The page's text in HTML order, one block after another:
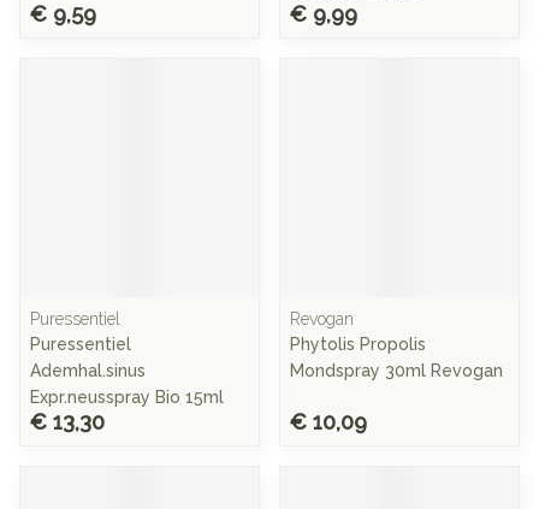
€ 9,59 € 9,99
Puressentiel
Puressentiel
Ademhal.sinus
Expr.neusspray Bio 15ml
€ 13,30
Revogan
Phytolis Propolis
Mondspray 30ml Revogan
€ 10,09